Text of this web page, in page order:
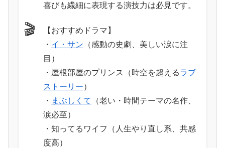
🎬
喜びも繊細に表現する演技力は必見です。
【おすすめドラマ】
・ イ・サン （感動の史劇、美しい涙に注
目）
・屋根部屋のプリンス（時空を超えるラブ
ストーリー）
・ まぶしくて
（老い・時間テーマの名作、
涙必至）
・知ってるワイフ（人生やり直し系、共感
度高）